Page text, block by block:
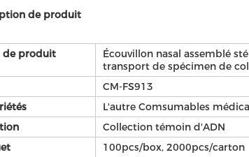
de produit
de produit
Écouvillon nasal assemblé
transport de spécimen de
CM-FS913
L'autre Comsumables
Collection témoin d'ADN
100pcs/box, 2000pcs/carton